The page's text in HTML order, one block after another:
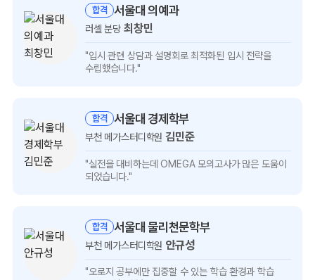
합격 서울대 의예과
러셀 분당 최창민
"입시 관련 상담과 설명회로최적화된 입시 전략을
수립했습니다."
합격 서울대 경제학부
부천 메가스터디학원김민준
"실전을 대비하는데 OMEGA 모의고사가많은 도움이
되었습니다."
합격 서울대 물리천문학부
부천 메가스터디학원 안규성
"오로지 공부에만 집중할 수 있는 학습 환경과 학습